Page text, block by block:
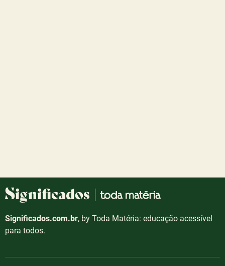
Significados.com.br, by Toda Matéria: educação acessível
para todos.